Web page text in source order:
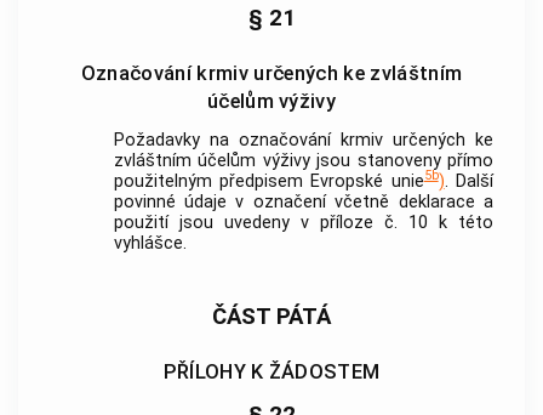
§ 21
Označování krmiv určených ke zvláštním
účelům výživy
Požadavky na označování krmiv určených ke
zvláštním účelům výživy jsou stanoveny přímo
použitelným předpisem Evropské unie5b). Další
povinné údaje v označení včetně deklarace a
použití jsou uvedeny v příloze č. 10 k této
vyhlášce.
ČÁST PÁTÁ
PŘÍLOHY K ŽÁDOSTEM